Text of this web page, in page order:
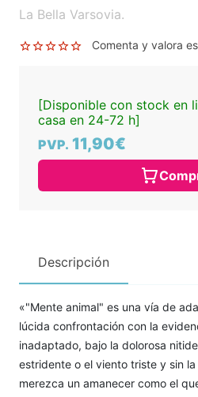
La Bella Varsovia.
Comenta y valora
[Disponible con stock en
casa en 24-72 h]
PVP. 11,90€
Descripción
«"Mente animal" es una vía de
lúcida confrontación con la
inadaptado, bajo la dolorosa
estridente o el viento triste y sin
merezca un amanecer como el